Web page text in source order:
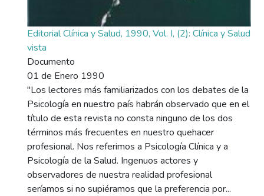
Editorial Clínica y Salud, 1990, Vol. I, (2): Clínica y Salud
vista
Documento
01 de Enero 1990
"Los lectores más familiarizados con los debates de la
Psicología en nuestro país habrán observado que en el
título de esta revista no consta ninguno de los dos
términos más frecuentes en nuestro quehacer
profesional. Nos referimos a Psicología Clínica y a
Psicología de la Salud. Ingenuos actores y
observadores de nuestra realidad profesional
seríamos si no supiéramos que la preferencia por...